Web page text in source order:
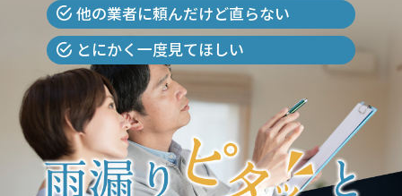
他の業者に頼んだけど直らない
とにかく一度見てほしい